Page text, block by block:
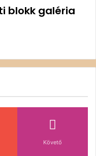
blokk galéria
Követő